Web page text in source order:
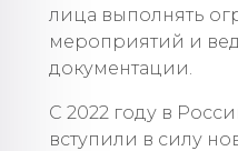
лица выполнять
мероприятий и
документации.
С 2022 году в
вступили в силу